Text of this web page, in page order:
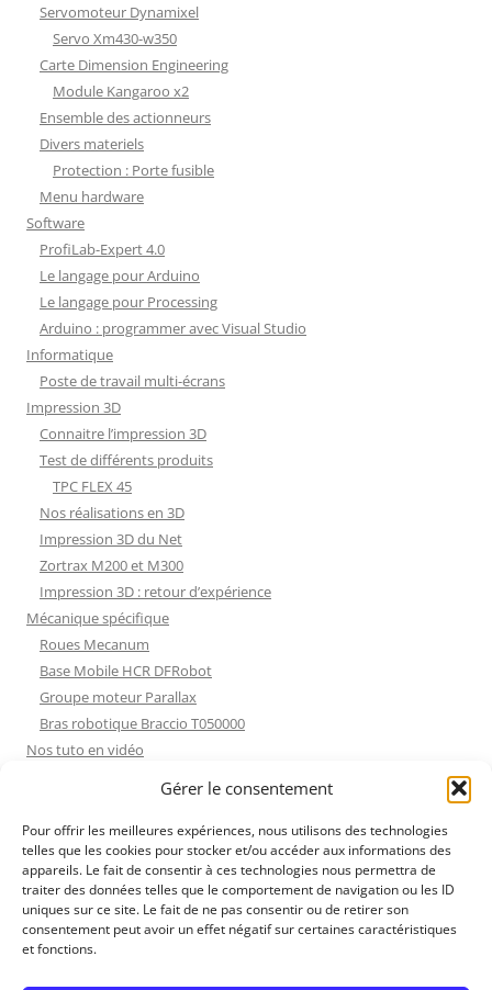
Gérer le consentement
Pour offrir les meilleures expériences, nous utilisons des technologies
telles que les cookies pour stocker et/ou accéder aux informations des
appareils. Le fait de consentir à ces technologies nous permettra de
traiter des données telles que le comportement de navigation ou les ID
uniques sur ce site. Le fait de ne pas consentir ou de retirer son
consentement peut avoir un effet négatif sur certaines caractéristiques
et fonctions.
Servomoteur Dynamixel
Servo Xm430-w350
Carte Dimension Engineering
Module Kangaroo x2
Ensemble des actionneurs
Divers materiels
Protection : Porte fusible
Menu hardware
Software
ProfiLab-Expert 4.0
Le langage pour Arduino
Le langage pour Processing
Arduino : programmer avec Visual Studio
Informatique
Poste de travail multi-écrans
Impression 3D
Connaitre l’impression 3D
Test de différents produits
TPC FLEX 45
Nos réalisations en 3D
Impression 3D du Net
Zortrax M200 et M300
Impression 3D : retour d’expérience
Mécanique spécifique
Roues Mecanum
Base Mobile HCR DFRobot
Groupe moteur Parallax
Bras robotique Braccio T050000
Nos tuto en vidéo
Les Moteurs Pas à Pas
Projets Processing
Amélioration de l’habitat
Tir sportif
Fichiers dessin
Fichiers dessin